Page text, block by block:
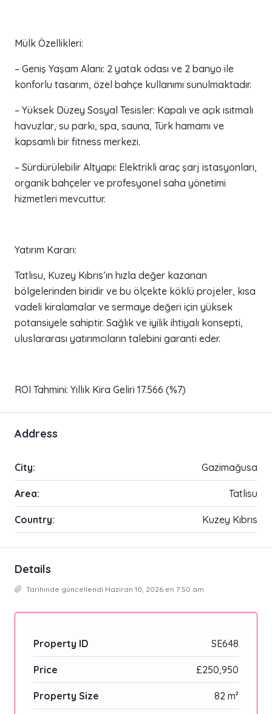
Mülk Özellikleri:
– Geniş Yaşam Alanı: 2 yatak odası ve 2 banyo ile
konforlu tasarım, özel bahçe kullanımı sunulmaktadır.
– Yüksek Düzey Sosyal Tesisler: Kapalı ve açık ısıtmalı
havuzlar, su parkı, spa, sauna, Türk hamamı ve
kapsamlı bir fitness merkezi.
– Sürdürülebilir Altyapı: Elektrikli araç şarj istasyonları,
organik bahçeler ve profesyonel saha yönetimi
hizmetleri mevcuttur.
Yatırım Kararı:
Tatlısu, Kuzey Kıbrıs’ın hızla değer kazanan
bölgelerinden biridir ve bu ölçekte köklü projeler, kısa
vadeli kiralamalar ve sermaye değeri için yüksek
potansiyele sahiptir. Sağlık ve iyilik ihtiyalı konsepti,
uluslararası yatırımcıların talebini garanti eder.
ROI Tahmini: Yıllık Kira Geliri 17.566 (%7)
Address
City: Gazimağusa
Area: Tatlisu
Country: Kuzey Kıbrıs
Details
Tarihinde güncellendi Haziran 10, 2026 en 7:50 am
Property ID SE648
Price £250,950
Property Size 82 m²